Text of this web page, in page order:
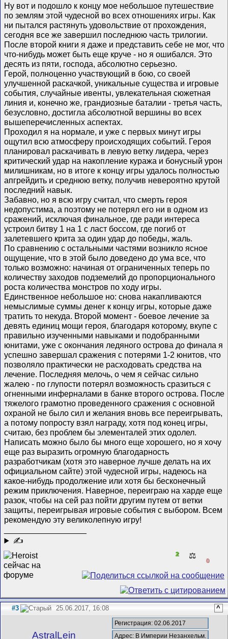
Ну вот и подошло к концу мое небольшое путешествие
по землям этой чудесной во всех отношениях игры. Как
ни пытался растянуть удовольствие от прохождения,
сегодня все же завершил последнюю часть трилогии.
После второй книги я даже и представить себе не мог, что
что-нибудь может быть еще круче - но я ошибался. Это
десять из пяти, господа, абсолютно серьезно.
Герой, полноценно участвующий в бою, со своей
улучшенной раскачкой, уникальные существа и игровые
события, случайные ивенты, увлекательная сюжетная
линия и, конечно же, грандиозные баталии - третья часть,
безусловно, достигла абсолютной вершины во всех
вышеперечисленных аспектах.
Проходил я на нормале, и уже с первых минут игры
ощутил всю атмосферу происходящих событий. Героя
планировал раскачивать в левую ветку лидера, через
критический удар на накопление куража и бонусный урон
милишникам, но в итоге к концу игры удалось полностью
апгрейдить и среднюю ветку, получив невероятно крутой
последний навык.
Забавно, но я всю игру считал, что смерть героя
недопустима, а поэтому не потерял его ни в одном из
сражений, исключая финальное, где ради интереса
устроил битву 1 на 1 с ласт боссом, где погиб от
залетевшего крита за один удар до победы, жаль.
По сравнению с остальными частями возникло ясное
ощущение, что в этой было доведено до ума все, что
только возможно: начиная от ограниченных теперь по
количеству заходов подземелий до пропорционального
роста количества монстров по ходу игры.
Единственное небольшое но: снова накапливаются
немыслимые суммы денег к концу игры, которые даже
тратить то некуда. Второй момент - боевое лечение за
девять единиц мощи героя, благодаря которому, вкупе с
правильно изученными навыками и подобранными
юнитами, уже с окончания ледяного острова до финала я
успешно завершал сражения с потерями 1-2 юнитов, что
позволяло практически не расходовать средства на
лечение. Последняя мелочь, о чем я сейчас сильно
жалею - по глупости потерял возможность сразиться с
огненными инферналами в банке второго острова. После
тяжелого грамотно проведенного сражения с основной
охраной не было сил и желания вновь все переигрывать,
а потому попросту взял награду, хотя под конец игры,
считаю, без проблем бы элементалей этих одолел.
Написать можно было бы много еще хорошего, но я хочу
еще раз выразить огромную благодарность
разработчикам (хотя это наверное лучше делать на их
официальном сайте) этой чудесной игры, надеюсь на
какое-нибудь продолжение или хотя бы бесконечный
режим приключения. Наверное, переиграю на харде еще
разок, чтобы на сей раз пойти другим путем от ветки
защиты, переигрывая игровые события с выбором. Всем
рекомендую эту великолепную игру!
✍
2 ⚖️
0
#3 25.06.2017, 16:08 ^
AstralLein
Регистрация: 02.06.2017
Адрес: В Империи Незанхельм.